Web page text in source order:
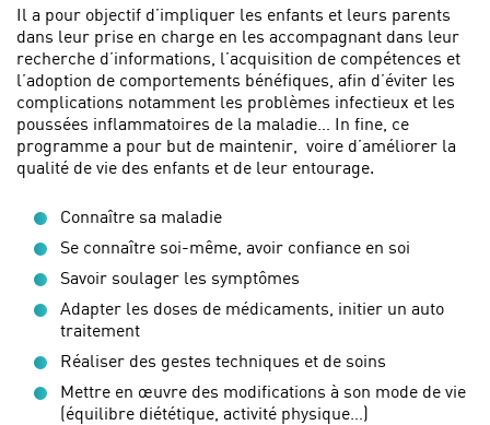
Il a pour objectif d’impliquer les enfants et leurs parents
dans leur prise en charge en les accompagnant dans leur
recherche d’informations, l’acquisition de compétences et
l’adoption de comportements bénéfiques, afin d’éviter les
complications notamment les problèmes infectieux et les
poussées inflammatoires de la maladie… In fine, ce
programme a pour but de maintenir, voire d’améliorer la
qualité de vie des enfants et de leur entourage.
Connaître sa maladie
Se connaître soi-même, avoir confiance en soi
Savoir soulager les symptômes
Adapter les doses de médicaments, initier un auto
traitement
Réaliser des gestes techniques et de soins
Mettre en œuvre des modifications à son mode de vie
(équilibre diététique, activité physique…)